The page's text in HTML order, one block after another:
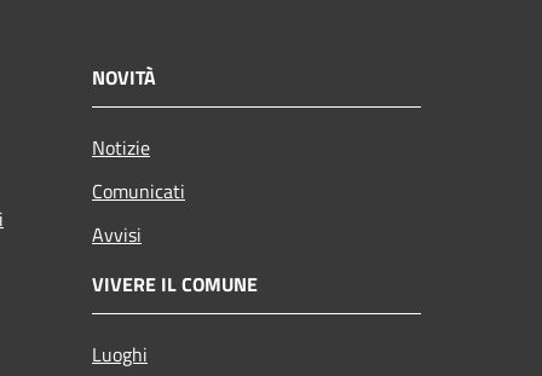
NOVITÀ
Notizie
Comunicati
Avvisi
VIVERE IL COMUNE
Luoghi